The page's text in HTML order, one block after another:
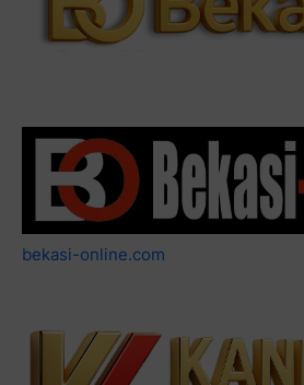
bekasi-online.com